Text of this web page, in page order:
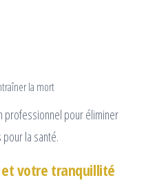
la mort
professionnel pour éliminer
la santé.
votre tranquillité